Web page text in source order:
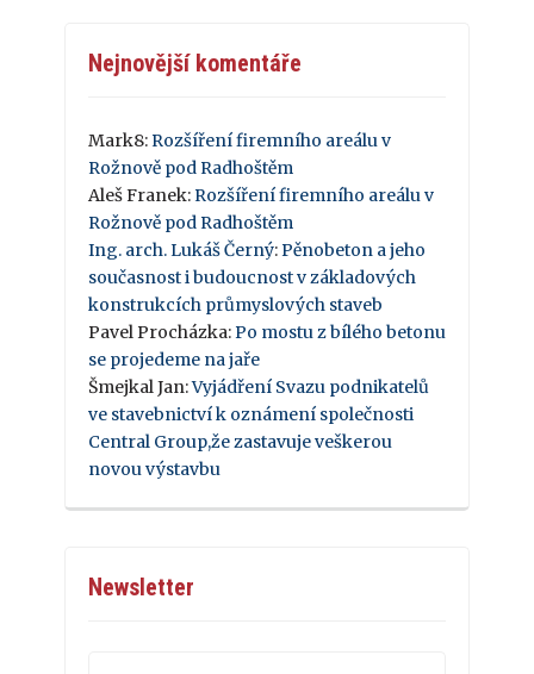
Nejnovější komentáře
Mark8: Rozšíření firemního areálu v
Rožnově pod Radhoštěm
Aleš Franek: Rozšíření firemního areálu v
Rožnově pod Radhoštěm
Ing. arch. Lukáš Černý: Pěnobeton a jeho
současnost i budoucnost v základových
konstrukcích průmyslových staveb
Pavel Procházka: Po mostu z bílého betonu
se projedeme na jaře
Šmejkal Jan:Vyjádření Svazu podnikatelů
ve stavebnictví k oznámení společnosti
Central Group,že zastavuje veškerou
novou výstavbu
Newsletter